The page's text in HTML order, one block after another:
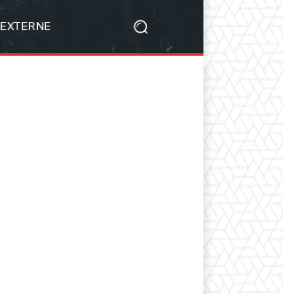
EXTERNE